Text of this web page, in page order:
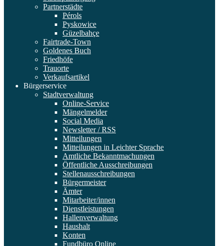
Partnerstädte
Pérols
Pyskowice
Güzelbahçe
Fairtrade-Town
Goldenes Buch
Friedhöfe
Trauorte
Verkaufsartikel
Bürgerservice
Stadtverwaltung
Online-Service
Mängelmelder
Social Media
Newsletter / RSS
Mitteilungen
Mitteilungen in Leichter Sprache
Amtliche Bekanntmachungen
Öffentliche Ausschreibungen
Stellenausschreibungen
Bürgermeister
Ämter
Mitarbeiter/innen
Dienstleistungen
Hallenverwaltung
Haushalt
Konten
Fundbüro Online